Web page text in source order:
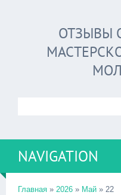
ОТЗЫВЫ
NAVIGATION
Главная » 2026 » Май » 22